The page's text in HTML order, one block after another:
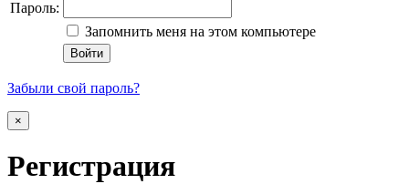
Пароль:
Запомнить меня на этом компьютере
Забыли свой пароль?
×
Регистрация